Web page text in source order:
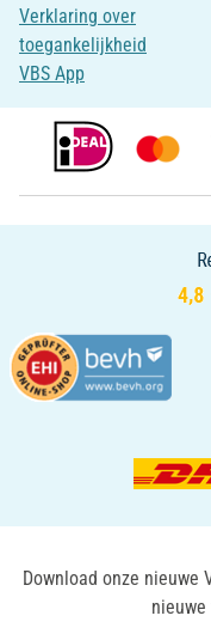
Verklaring over
toegankelijkheid
VBS App
Download onze nieuwe